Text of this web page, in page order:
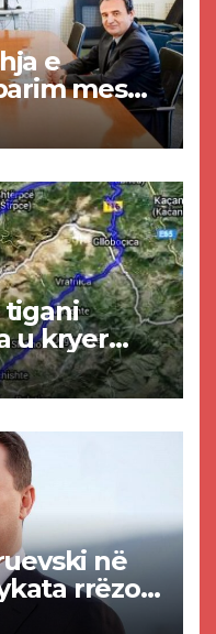
e
mes
tigani
u kryer
e
për
në
rrëzon
e